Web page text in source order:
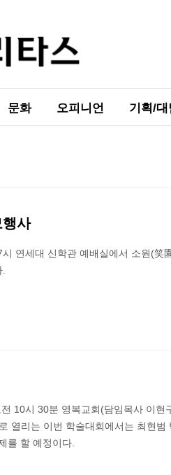
문화 오피니언 기획/대
사
연세대 신학관 예배실에서 소원(笑
10시 30분 영복교회(담임목사 이현
열리는 이번 학술대회에서는 최현범
를 할 예정이다.